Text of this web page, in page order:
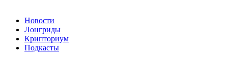
Новости
Лонгриды
Крипториум
Подкасты